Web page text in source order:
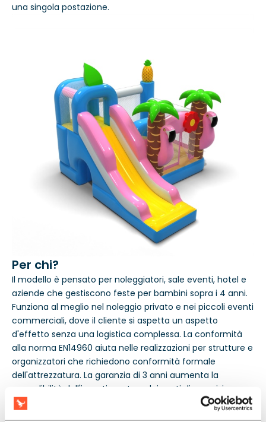
una singola postazione.
Per chi?
Il modello è pensato per noleggiatori, sale eventi, hotel e
aziende che gestiscono feste per bambini sopra i 4 anni.
Funziona al meglio nel noleggio privato e nei piccoli eventi
commerciali, dove il cliente si aspetta un aspetto
d'effetto senza una logistica complessa. La conformità
alla norma EN14960 aiuta nelle realizzazioni per strutture e
organizzatori che richiedono conformità formale
dell'attrezzatura. La garanzia di 3 anni aumenta la
prevedibilità dell'investimento e dei costi di esercizio.